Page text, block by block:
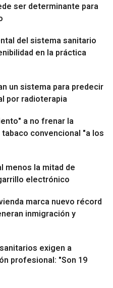
ser determinante para
del sistema sanitario
en la práctica
un sistema para predecir
por radioterapia
a no frenar la
convencional "a los
menos la mitad de
electrónico
marca nuevo récord
inmigración y
exigen a
profesional: "Son 19